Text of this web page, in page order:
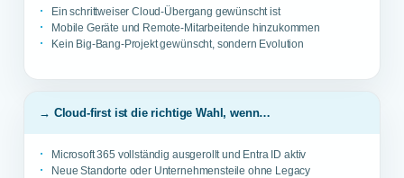
Ein schrittweiser Cloud-Übergang gewünscht ist
Mobile Geräte und Remote-Mitarbeitende hinzukommen
Kein Big-Bang-Projekt gewünscht, sondern Evolution
→ Cloud-first ist die richtige Wahl, wenn…
Microsoft 365 vollständig ausgerollt und Entra ID aktiv
Neue Standorte oder Unternehmensteile ohne Legacy